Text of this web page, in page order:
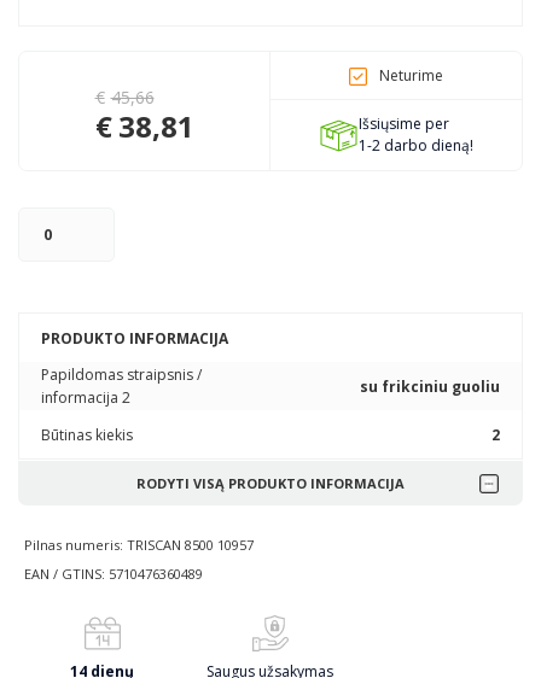
PRODUKTO INFORMACIJA
Papildomas straipsnis /
informacija 2
su frikciniu guoliu
būtinas kiekis 2
RODYTI VISĄ PRODUKTO INFORMACIJA
Pilnas numeris: TRISCAN 8500 10957
EAN / GTINS: 5710476360489
14 dienų
Saugus užsakymas
€ 45,66
€38,81
Neturime
Išsiųsime per
1-2 darbo dieną!